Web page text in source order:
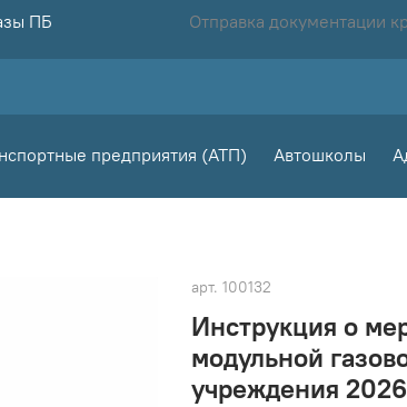
ПБ Отправка документации
предприятия (АТП) Автошколы
арт. 100132
Инструкция о
модульной
учреждения